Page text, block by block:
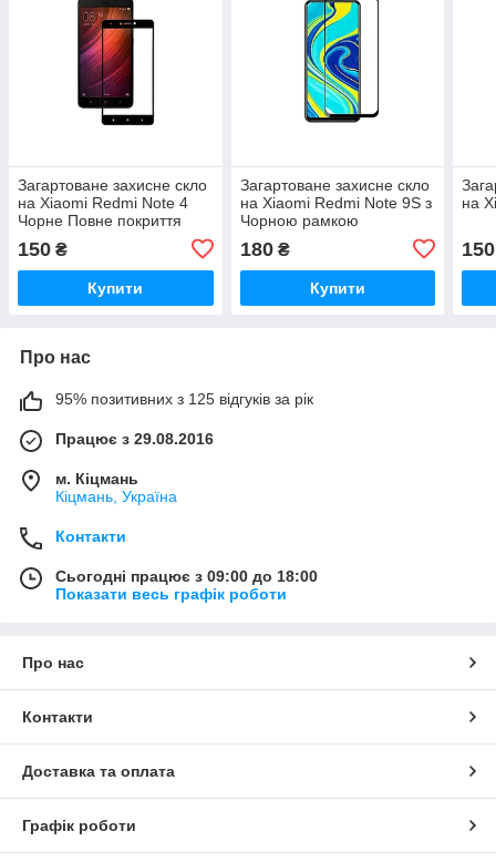
Загартоване захисне скло
на Xiaomi Redmi Note 4
Чорне Повне покриття
150 ₴
Купити
Загартоване захисне скло
на Xiaomi Redmi Note 9S з
Чорною рамкою
180₴
Купити
на
150
Про нас
95% позитивних з 125 відгуків за рік
Працює з 29.08.2016
м. Кіцмань
Кіцмань, Україна
Контакти
Сьогодні працює з 09:00 до 18:00
Показати весь графік роботи
Про нас
Контакти
Доставка та оплата
Графік роботи